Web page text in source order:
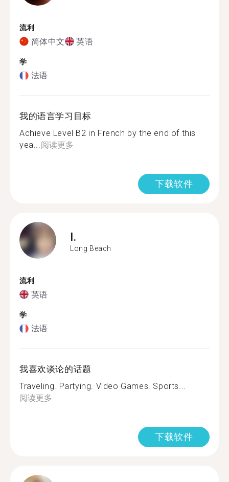
流利
简体中文 英语
学
法语
我的语言学习目标
Achieve Level B2 in French by the end of this
yea...阅读更多
下载软件
I.
Long Beach
流利
英语
学
法语
我喜欢谈论的话题
Traveling. Partying. Video Games. Sports...
阅读更多
下载软件